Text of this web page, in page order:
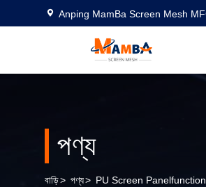
Anping MamBa Screen Mesh
পণ্য
বাড়ি> পণ্য> PU Screen